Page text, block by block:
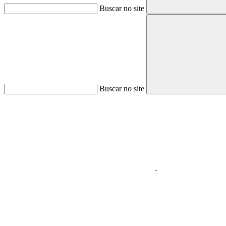
Buscar no site
Buscar no site